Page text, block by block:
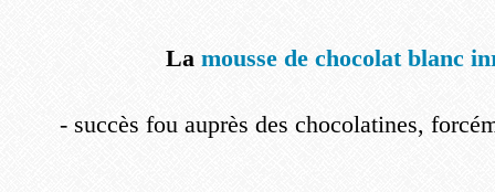
La mousse de chocolat blanc
- succès fou auprès des chocolatines,